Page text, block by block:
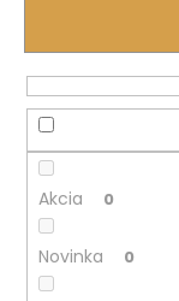
Akcia 0
Novinka 0
j
e
t
e
n
á
s